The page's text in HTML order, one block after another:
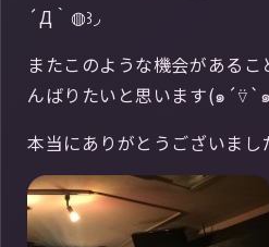
´Д‵◍꒱◞
またこのような機会がある
んばりたいと思います(๑´⍢`
本当にありがとうございまし